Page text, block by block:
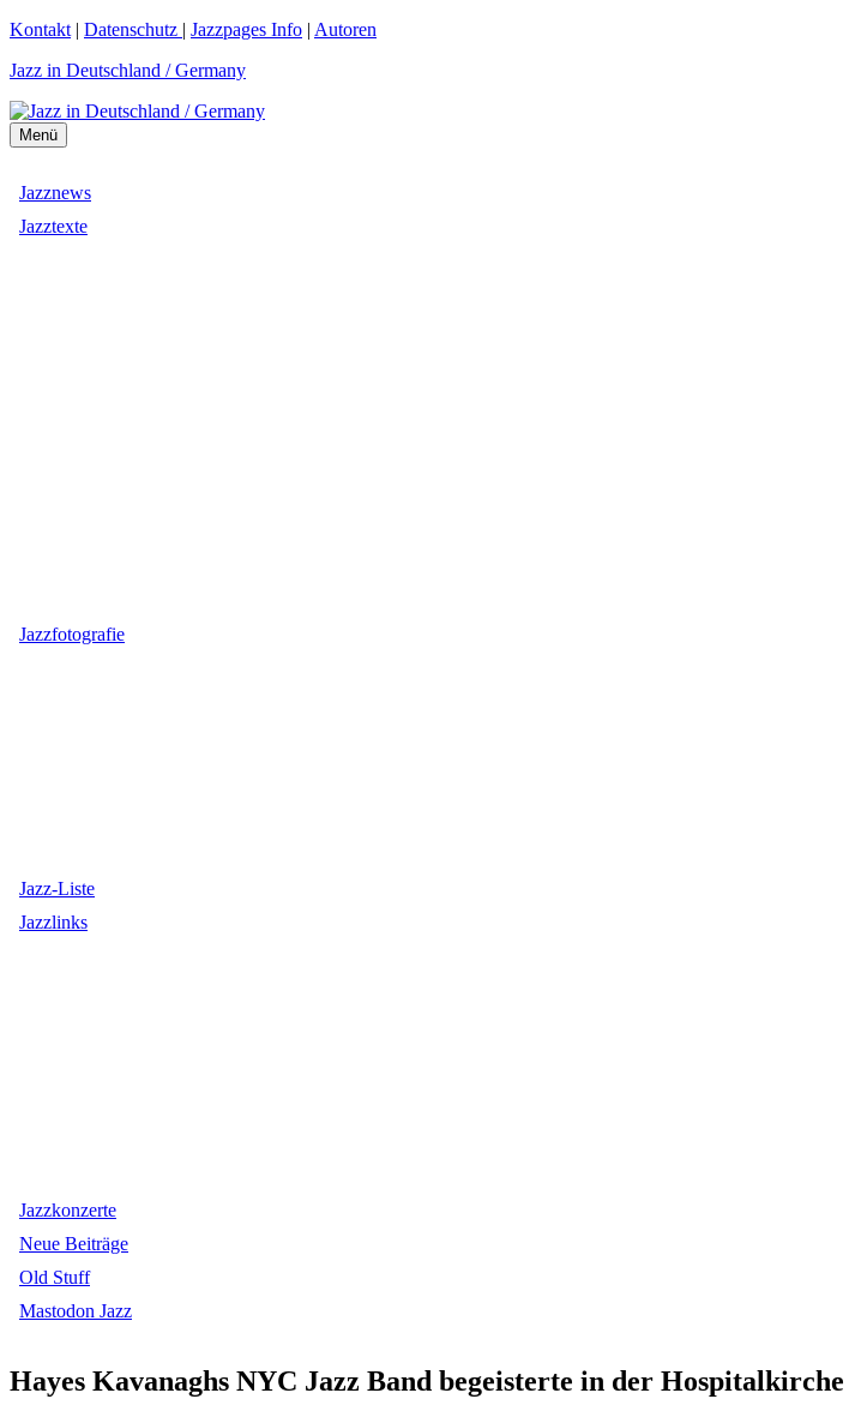
Zum
springen
Kontakt | Datenschutz | Jazzpages Info | Autoren
Jazz in Deutschland / Germany
Menü
Jazznews
Jazztexte
Jazzfotografie
Jazz-Liste
Jazzlinks
Jazzkonzerte
Neue Beiträge
Old Stuff
Mastodon Jazz
Hayes Kavanaghs NYC Jazz Band begeisterte in der Hospitalkirche